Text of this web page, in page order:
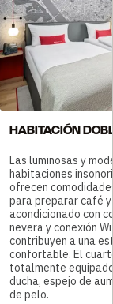
HABITACIÓN
Las luminosas y
habitaciones
ofrecen
para preparar café y
acondicionado con
nevera y conexión
contribuyen a una
confortable. El
totalmente
ducha, espejo de
de pelo.